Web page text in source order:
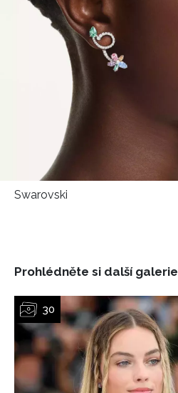
Swarovski
Prohlédněte si další galerie